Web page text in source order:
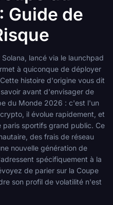
Guide de
lancé via le launchpad
à quiconque de déployer
histoire d'origine vous dit
avant d'envisager de
du Monde 2026 : c'est l'un
il évolue rapidement, et
paris sportifs grand public. Ce
des frais de réseau
nouvelle génération de
spécifiquement à la
de parier sur la Coupe
son profil de volatilité n'est